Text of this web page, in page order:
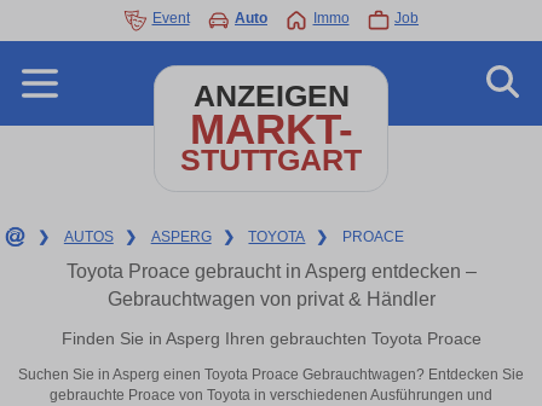
Event Auto Immo Job
ANZEIGEN
MARKT-
STUTTGART
❯ AUTOS ❯ ASPERG ❯ TOYOTA ❯ PROACE
Toyota Proace gebraucht in Asperg entdecken –
Gebrauchtwagen von privat & Händler
Finden Sie in Asperg Ihren gebrauchten Toyota Proace
Suchen Sie in Asperg einen Toyota Proace Gebrauchtwagen? Entdecken Sie
gebrauchte Proace von Toyota in verschiedenen Ausführungen und